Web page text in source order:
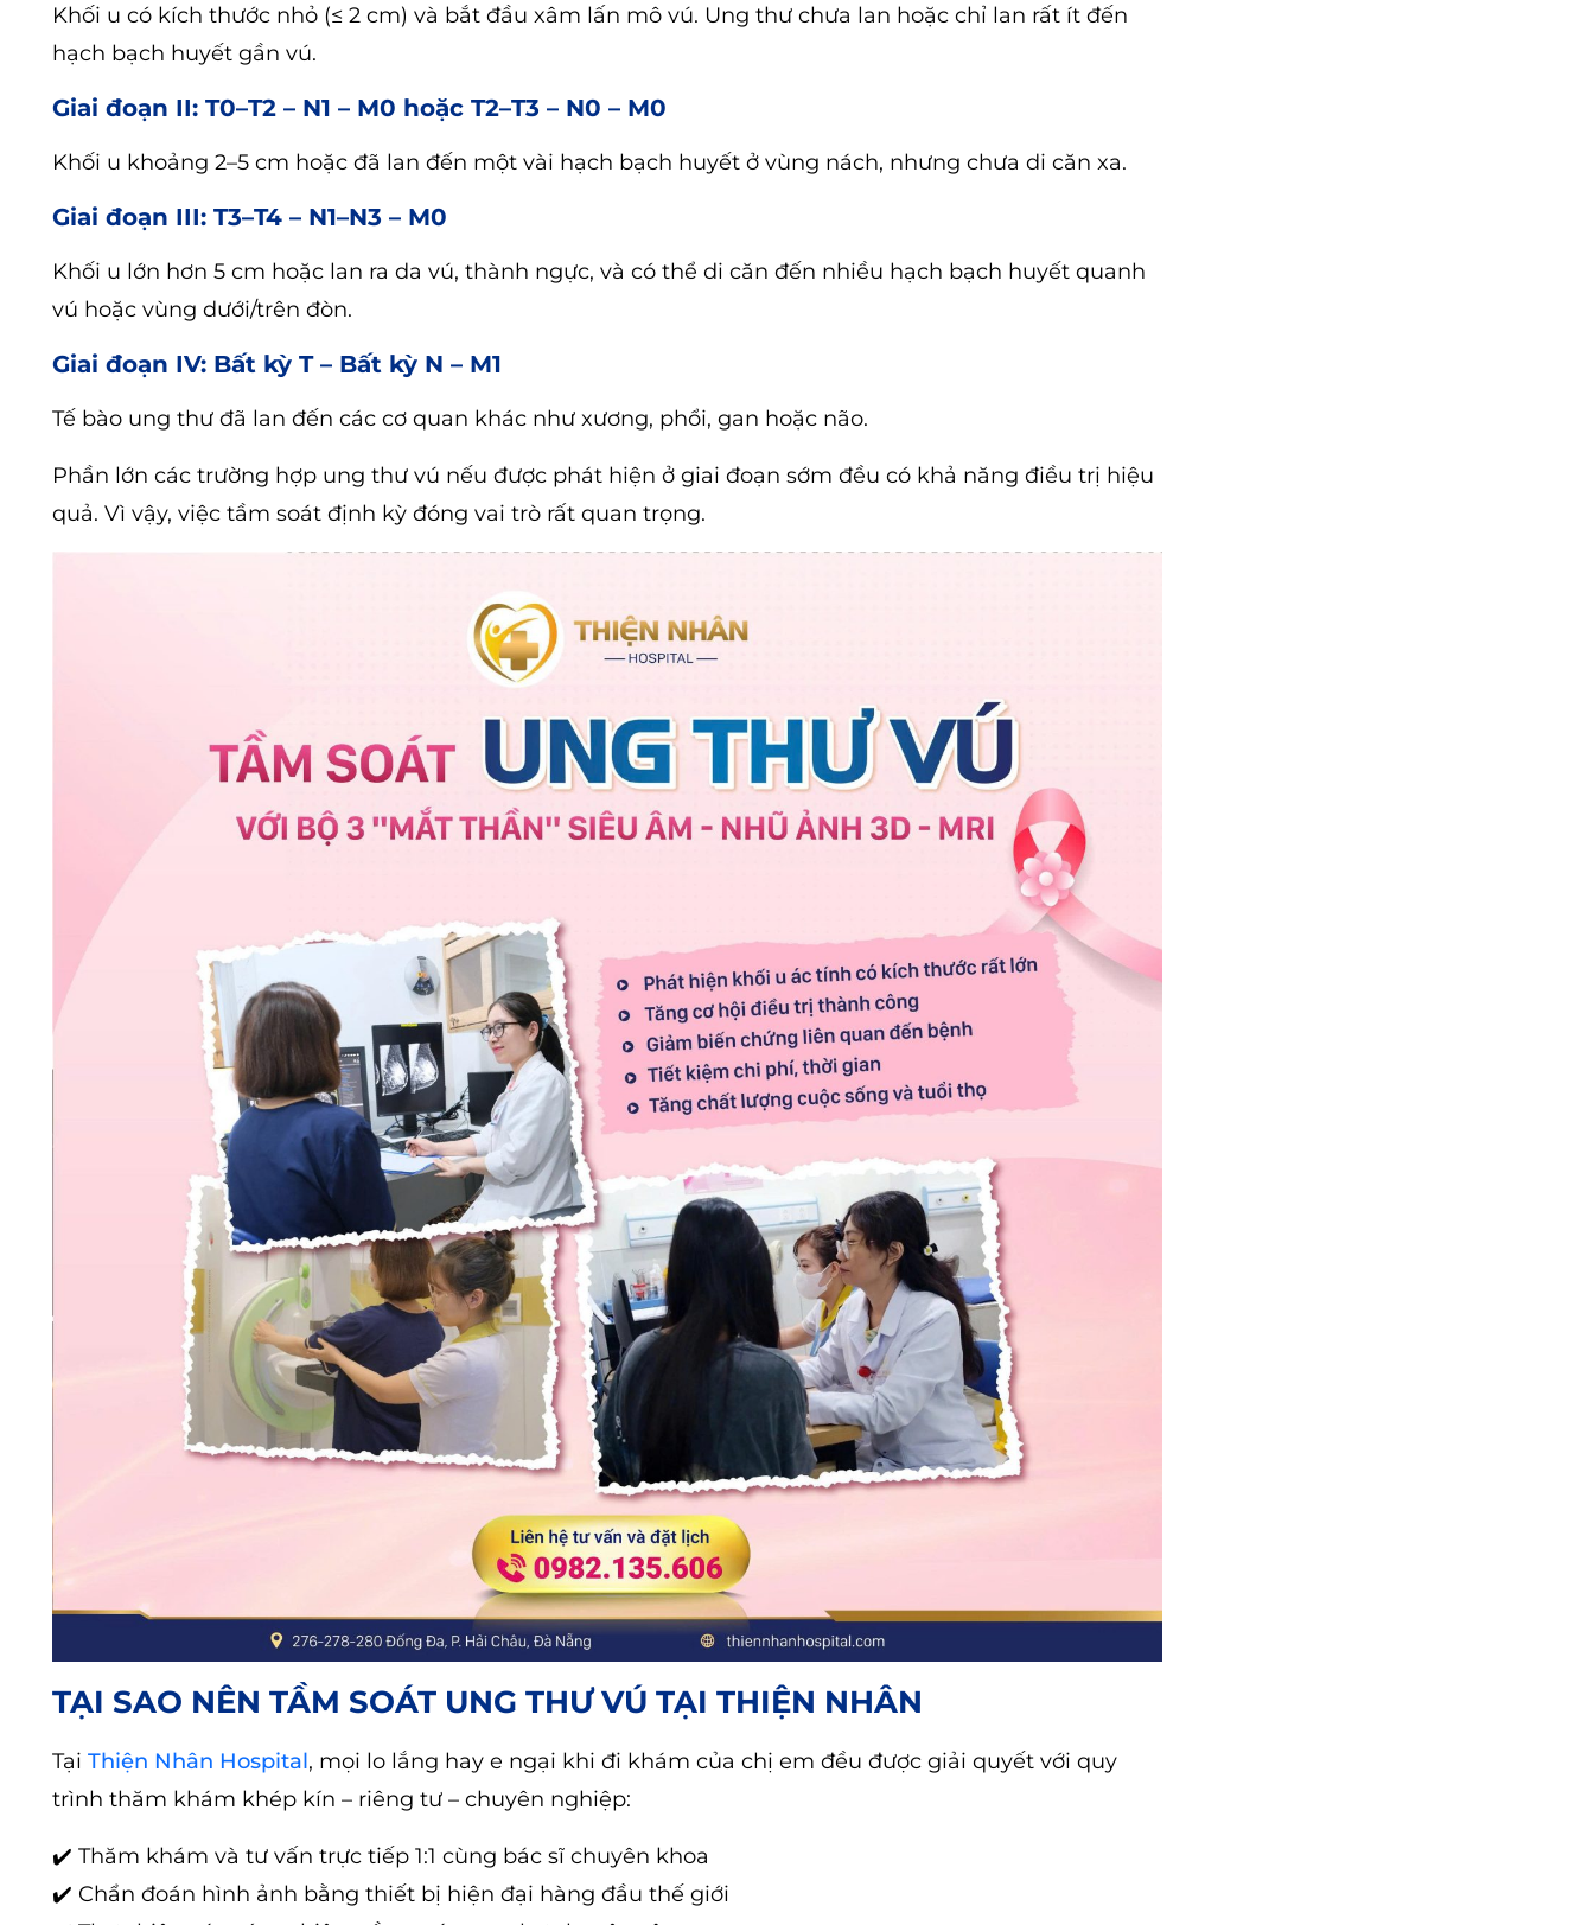
Khối u có kích thước nhỏ (≤ 2 cm) và bắt đầu xâm lấn mô vú. Ung thư chưa lan hoặc chỉ lan rất ít đến
hạch bạch huyết gần vú.
Giai đoạn II: T0–T2 – N1 – M0 hoặc T2–T3 – N0 – M0
Khối u khoảng 2–5 cm hoặc đã lan đến một vài hạch bạch huyết ở vùng nách, nhưng chưa di căn xa.
Giai đoạn III: T3–T4 – N1–N3 – M0
Khối u lớn hơn 5 cm hoặc lan ra da vú, thành ngực, và có thể di căn đến nhiều hạch bạch huyết quanh
vú hoặc vùng dưới/trên đòn.
Giai đoạn IV: Bất kỳ T – Bất kỳ N – M1
Tế bào ung thư đã lan đến các cơ quan khác như xương, phổi, gan hoặc não.
Phần lớn các trường hợp ung thư vú nếu được phát hiện ở giai đoạn sớm đều có khả năng điều trị hiệu
quả. Vì vậy, việc tầm soát định kỳ đóng vai trò rất quan trọng.
TẠI SAO NÊN TẦM SOÁT UNG THƯ VÚ TẠI THIỆN NHÂN
Tại Thiện Nhân Hospital, mọi lo lắng hay e ngại khi đi khám của chị em đều được giải quyết với quy
trình thăm khám khép kín – riêng tư – chuyên nghiệp:
✔️ Thăm khám và tư vấn trực tiếp 1:1 cùng bác sĩ chuyên khoa
✔️ Chẩn đoán hình ảnh bằng thiết bị hiện đại hàng đầu thế giới